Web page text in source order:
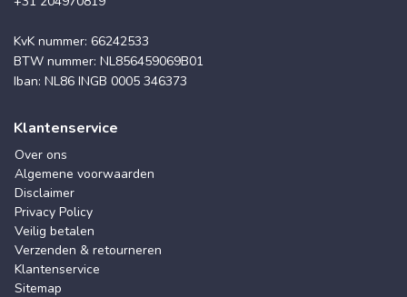
KvK nummer: 66242533
BTW nummer: NL856459069B01
Iban: NL86 INGB 0005 346373
Klantenservice
Over ons
Algemene voorwaarden
Disclaimer
Privacy Policy
Veilig betalen
Verzenden & retourneren
Klantenservice
Sitemap